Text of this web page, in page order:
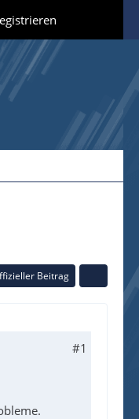
Beitrag
#1